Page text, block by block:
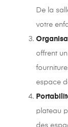
De la
votre
offrent
espace
plateau
des